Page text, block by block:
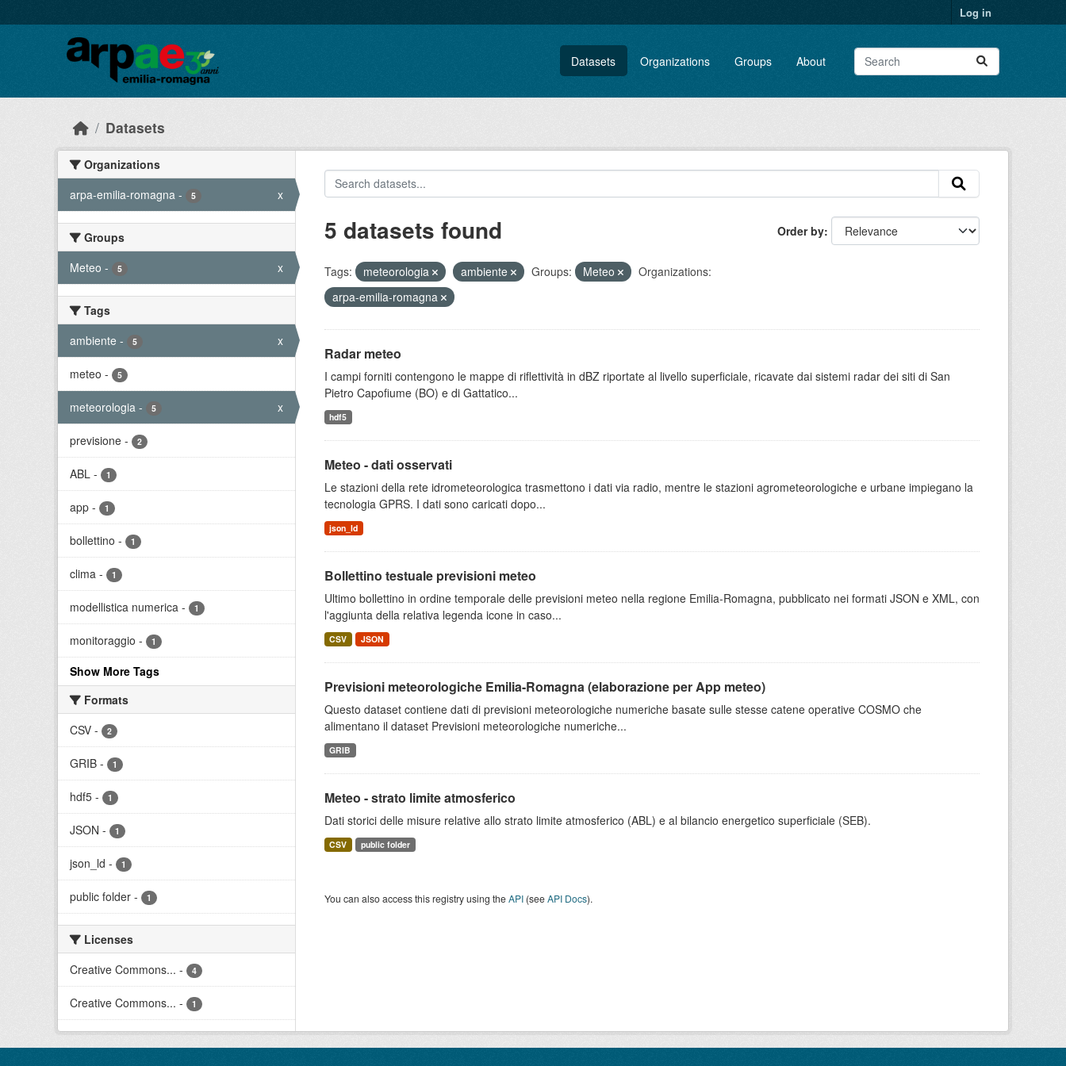
Log in
Datasets Organizations Groups About
Datasets
Organizations
arpa-emilia-romagna - 5 x
Groups
Meteo - 5 x
Tags
ambiente - 5 x
meteo - 5
meteorologia - 5 x
previsione - 2
ABL - 1
app - 1
bollettino - 1
clima - 1
modellistica numerica - 1
monitoraggio - 1
Show More Tags
Formats
CSV - 2
GRIB - 1
hdf5 - 1
JSON - 1
json_ld - 1
public folder - 1
Licenses
Creative Commons... - 4
Creative Commons... - 1
Order by
5 datasets found
Tags: meteorologia ambiente Groups: Meteo
Organizations:
arpa-emilia-romagna
Radar meteo
I campi forniti contengono le mappe di riflettività in dBZ riportate al livello superficiale, ricavate dai sistemi radar dei siti di San
Pietro Capofiume (BO) e di Gattatico...
hdf5
Meteo - dati osservati
Le stazioni della rete idrometeorologica trasmettono i dati via radio, mentre le stazioni agrometeorologiche e urbane impiegano la
tecnologia GPRS. I dati sono caricati dopo...
json_ld
Bollettino testuale previsioni meteo
Ultimo bollettino in ordine temporale delle previsioni meteo nella regione Emilia-Romagna, pubblicato nei formati JSON e XML, con
l'aggiunta della relativa legenda icone in caso...
CSV JSON
Previsioni meteorologiche Emilia-Romagna (elaborazione per App meteo)
Questo dataset contiene dati di previsioni meteorologiche numeriche basate sulle stesse catene operative COSMO che
alimentano il dataset Previsioni meteorologiche numeriche...
GRIB
Meteo - strato limite atmosferico
Dati storici delle misure relative allo strato limite atmosferico (ABL) e al bilancio energetico superficiale (SEB).
CSV public folder
You can also access this registry using theAPI(seeAPI Docs).